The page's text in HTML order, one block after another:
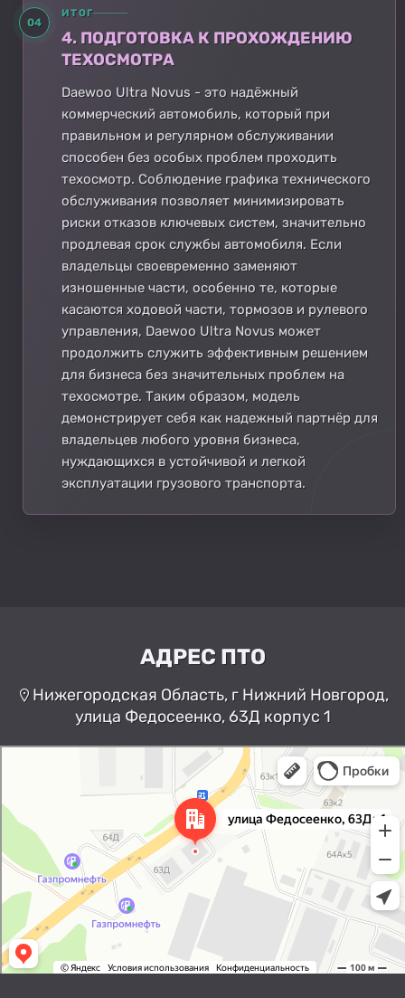
04
ИТОГ
4. ПОДГОТОВКА К ПРОХОЖДЕНИЮ
ТЕХОСМОТРА
Daewoo Ultra Novus - это надёжный
коммерческий автомобиль, который при
правильном и регулярном обслуживании
способен без особых проблем проходить
техосмотр. Соблюдение графика технического
обслуживания позволяет минимизировать
риски отказов ключевых систем, значительно
продлевая срок службы автомобиля. Если
владельцы своевременно заменяют
изношенные части, особенно те, которые
касаются ходовой части, тормозов и рулевого
управления, Daewoo Ultra Novus может
продолжить служить эффективным решением
для бизнеса без значительных проблем на
техосмотре. Таким образом, модель
демонстрирует себя как надежный партнёр для
владельцев любого уровня бизнеса,
нуждающихся в устойчивой и легкой
эксплуатации грузового транспорта.
АДРЕС ПТО
Нижегородская Область, г Нижний Новгород,
улица Федосеенко, 63Д корпус 1
Нижний Новгород
Улица Федосеенко, 63Дк1 —
Яндекс Карты